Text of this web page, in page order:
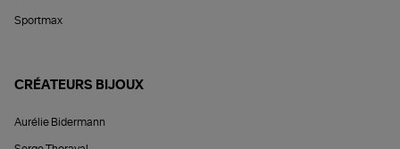
Sportmax
CRÉATEURS BIJOUX
Aurélie Bidermann